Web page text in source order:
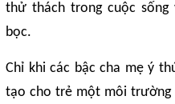
thử thách trong cuộc
bọc.
Chỉ khi các bậc cha mẹ ý
tạo cho trẻ một môi